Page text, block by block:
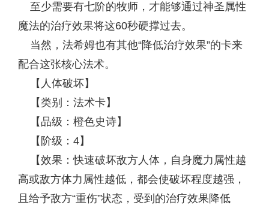
至少需要有七阶的牧师，才能够通过神圣属性
魔法的治疗效果将这60秒硬撑过去。
当然，法希姆也有其他“降低治疗效果”的卡来
配合这张核心法术。
【人体破坏】
【类别：法术卡】
【品级：橙色史诗】
【阶级：4】
【效果：快速破坏敌方人体，自身魔力属性越
高或敌方体力属性越低，都会使破坏程度越强，
且给予敌方“重伤”状态，受到的治疗效果降低